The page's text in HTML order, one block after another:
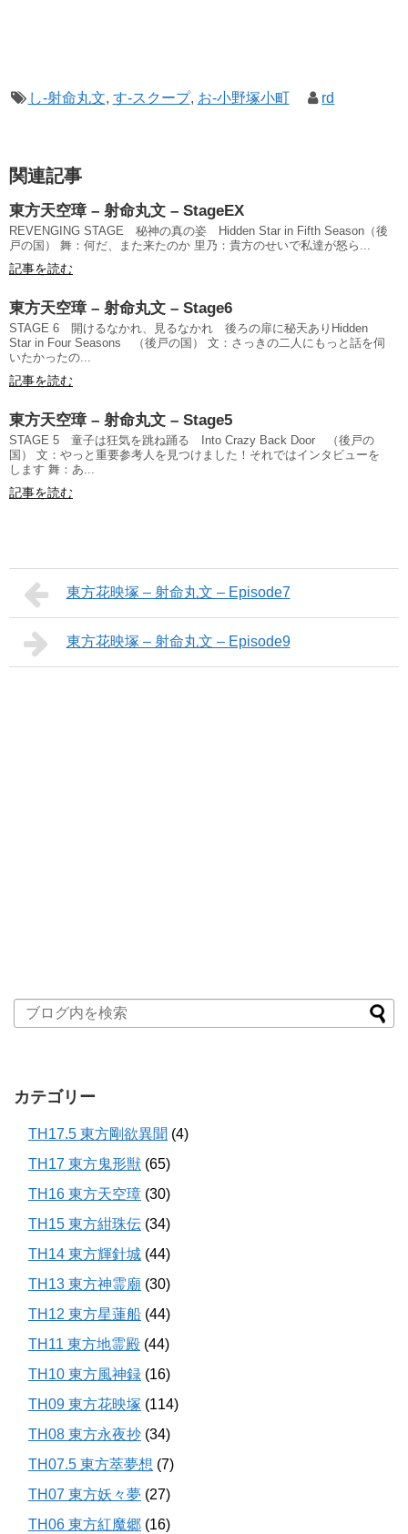
し-射命丸文, す-スクープ, お-小野塚小町 rd
関連記事
東方天空璋 – 射命丸文 – StageEX
REVENGING STAGE 秘神の真の姿 Hidden Star in Fifth Season（後
戸の国） 舞：何だ、また来たのか 里乃：貴方のせいで私達が怒ら...
記事を読む
東方天空璋 – 射命丸文 – Stage6
STAGE 6 開けるなかれ、見るなかれ 後ろの扉に秘天ありHidden
Star in Four Seasons （後戸の国） 文：さっきの二人にもっと話を伺
いたかったの...
記事を読む
東方天空璋 – 射命丸文 – Stage5
STAGE 5 童子は狂気を跳ね踊る Into Crazy Back Door （後戸の
国） 文：やっと重要参考人を見つけました！それではインタビューを
します 舞：あ...
記事を読む
東方花映塚 – 射命丸文 – Episode7
東方花映塚 – 射命丸文 – Episode9
カテゴリー
TH17.5 東方剛欲異聞 (4)
TH17 東方鬼形獣 (65)
TH16 東方天空璋 (30)
TH15 東方紺珠伝 (34)
TH14 東方輝針城 (44)
TH13 東方神霊廟 (30)
TH12 東方星蓮船 (44)
TH11 東方地霊殿 (44)
TH10 東方風神録 (16)
TH09 東方花映塚 (114)
TH08 東方永夜抄 (34)
TH07.5 東方萃夢想 (7)
TH07 東方妖々夢 (27)
TH06 東方紅魔郷 (16)